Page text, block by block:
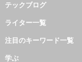
テックブログ
ライター一覧
注目のキーワード一覧
学ぶ